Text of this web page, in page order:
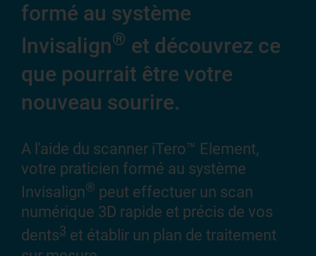
formé au système
Invisalign® et découvrez ce
que pourrait être votre
nouveau sourire.
A l'aide du scanner iTero™ Element,
votre praticien formé au système
Invisalign® peut effectuer un scan
numérique 3D rapide et précis de vos
dents3 et établir un plan de traitement